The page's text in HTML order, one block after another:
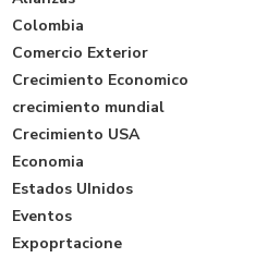
Colombia
Comercio Exterior
Crecimiento Economico
crecimiento mundial
Crecimiento USA
Economia
Estados UInidos
Eventos
Expoprtacione